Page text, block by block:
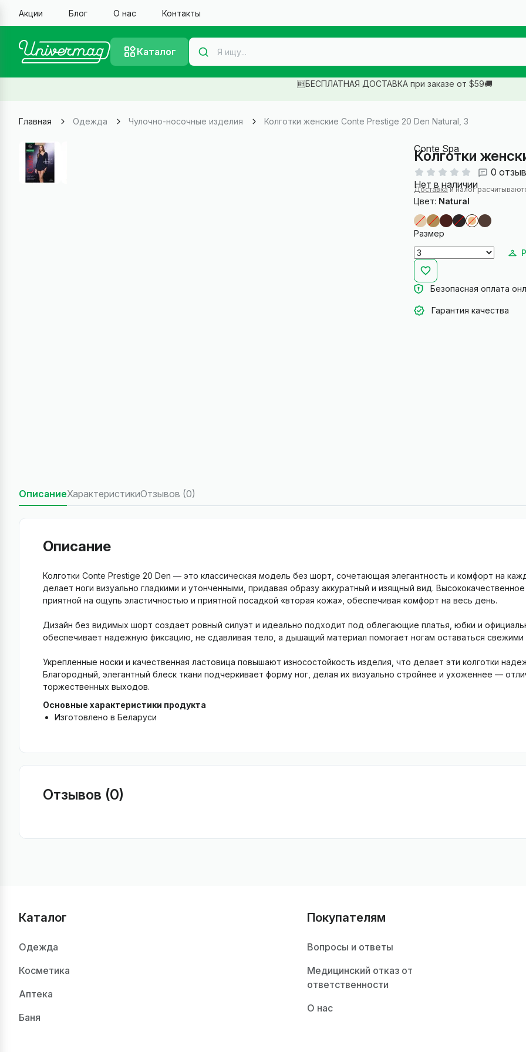
Акции Блог О нас Контакты
Каталог
🆓БЕСПЛАТНАЯ ДОСТАВКА при заказе от $59🚚
Главная Одежда Чулочно-носочные изделия Колготки женские Conte Prestige 20 Den Natural, 3
Conte Spa
Колготки
0
Нет в наличии
Доставкаи налог
Цвет: Natural
Размер
Безопасная оплата
Гарантия качества
ОписаниеХарактеристикиОтзывов (0)
Описание
Колготки Conte Prestige 20 Den — это классическая модель без шорт, сочетающая элегантность и комфорт на
делает ноги визуально гладкими и утонченными, придавая образу аккуратный и изящный вид.
приятной на ощупь эластичностью и приятной посадкой «вторая кожа», обеспечивая комфорт на весь день.
Дизайн без видимых шорт создает ровный силуэт и идеально подходит под облегающие платья, юбки и
обеспечивает надежную фиксацию, не сдавливая тело, а дышащий материал помогает ногам оставаться
Укрепленные носки и качественная ластовица повышают износостойкость изделия, что делает эти колготки
Благородный, элегантный блеск ткани подчеркивает форму ног, делая их визуально стройнее и ухоженнее —
торжественных выходов.
Основные характеристики продукта
Изготовлено в Беларуси
Отзывов (0)
Каталог
Одежда
Косметика
Аптека
Баня
Покупателям
Вопросы и ответы
Медицинский отказ от
ответственности
О нас